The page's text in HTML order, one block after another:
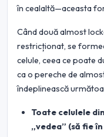
în cealaltă—aceasta
Când două almost
restricționat, se
celule, ceea ce poate
ca o pereche de
îndeplinească
Toate celulele
„vedea” (să fie